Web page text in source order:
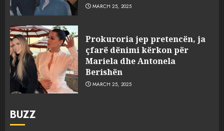
MARCH 25, 2025
Prokuroria jep pretencën, ja
çfarë dënimi kërkon për
Mariela dhe Antonela
Berishën
MARCH 25, 2025
BUZZ